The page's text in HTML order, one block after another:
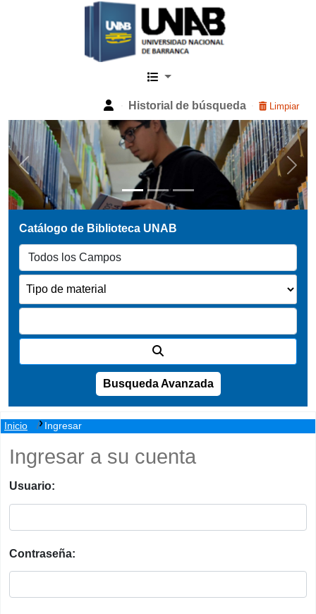
Catalogo Web UNAB
Historial de búsqueda Limpiar
Previous Next
Busqueda Avanzada
Inicio Ingresar
Ingresar a su cuenta
Usuario:
Contraseña: